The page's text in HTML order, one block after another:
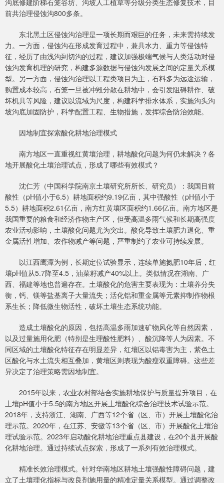
前共治理侵蚀沟800多条。
东北黑土区侵蚀沟治理是一项长期而艰巨的任务，未来需持续发
力。一方面，侵蚀沟在形成发育过程中，兼具水力、重力等侵蚀特
征，经历了由浅沟到切沟的过程，建议加强极端气候与人类活动对侵
蚀沟发育机理的研究，构建多源数据与侵蚀沟发展之间的定量关系模
型。另一方面，侵蚀沟治理以工程类项目为主，石料多为远途运输，
购置成本较高，石笼一旦被冲毁分散在耕地中，会引发阻碍耕作、破
坏机具等风险，建议以流域为尺度，构建科学排水体系，实施沟头沟
坡沟底加固防护，科学配置工程、生物措施，发挥综合防治效能。
因地制宜探索酸化耕地治理模式
南方地区一直重视红黄壤治理，耕地酸化问题为何仍未解决？各
地开展酸化土壤治理试点，形成了哪些有效模式？
沈仁芳（中国科学院南京土壤研究所所长、研究员）：我国目前
酸性（pH值小于6.5）耕地面积约9.19亿亩，其中强酸性（pH值小于
5.5）耕地面积2.61亿亩，南方红黄壤区面积约1.66亿亩。南方地区是
我国重要的粮食和经济作物主产区，但受高温多雨气候和长期高强度
农业活动影响，土壤酸化问题尤为突出。酸化导致土壤肥力退化、重
金属活性增加、农作物减产等问题，严重制约了农业可持续发展。
以江西鹰潭为例，长期定位试验显示，连续单施氮肥10年后，红
壤pH值从5.7降至4.5，油菜籽减产40%以上。类似情况在湖南、广
西、福建等地也普遍存在。土壤酸化的危害主要表现为：土壤养分失
衡，钙、镁等盐基离子大量流失；活化铝和重金属等元素抑制作物根
系生长；降低微生物活性，破坏土壤生态系统功能。
造成土壤酸化的原因，包括高温多雨加速矿物风化等自然因素，
以及过量施用化肥（特别是生理酸性肥料）、酸沉降等人为因素。不
同区域的土壤酸化特征存在明显差异，红壤区以铝毒害为主，紫色土
区酸化与水土流失相互叠加，黄壤区则表现为酸瘦双重障碍。这些差
异决定了治理策略需因地制宜。
2015年以来，农业农村部结合实施耕地保护与质量提升项目，在
土壤pH值小于5.5的南方地区开展土壤酸化综合治理技术试验示范。
2018年，支持浙江、湖南、广西等12个省（区、市）开展土壤酸化治
理示范。2020年，在江苏、安徽等13个省（区、市）开展酸化土壤治
理试验示范。2023年启动酸化耕地治理重点县建设，在20个县开展酸
化耕地治理。通过持续试点探索，形成了一系列有效治理模式。
精准长效治理模式。针对华南地区耕地土壤强酸性障碍问题，建
立了土壤理化指标与改良剂施用量的精准定量关系模型。通过调整改